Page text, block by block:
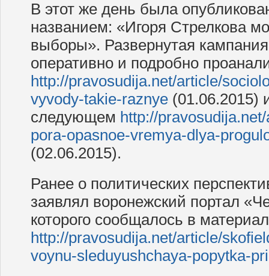
В этот же день была
названием: «Игоря Стрелкова
выборы». Развернутая
оперативно и подробно
http://pravosudija.net/article/
vyvody-takie-raznye (01.06.2015)
следующем http://
pora-opasnoe-vremya-dlya-
(02.06.2015).
Ранее о политических
заявлял воронежский портал
которого сообщалось в
http://pravosudija.net/article/
voynu-sleduyushchaya-popytka-